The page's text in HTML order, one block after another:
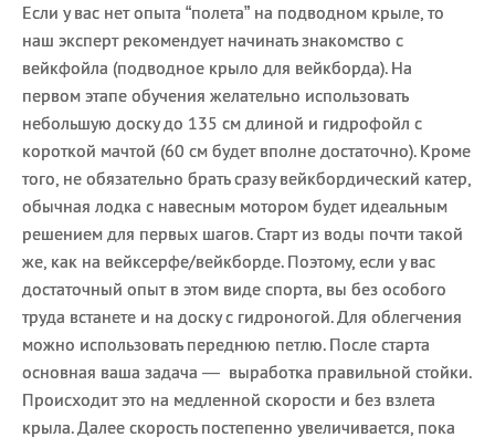
Если у вас нет опыта “полета” на подводном крыле, то
наш эксперт рекомендует начинать знакомство с
вейкфойла (подводное крыло для вейкборда). На
первом этапе обучения желательно использовать
небольшую доску до 135 см длиной и гидрофойл с
короткой мачтой (60 см будет вполне достаточно). Кроме
того, не обязательно брать сразу вейкбордический катер,
обычная лодка с навесным мотором будет идеальным
решением для первых шагов. Старт из воды почти такой
же, как на вейксерфе/вейкборде. Поэтому, если у вас
достаточный опыт в этом виде спорта, вы без особого
труда встанете и на доску с гидроногой. Для облегчения
можно использовать переднюю петлю. После старта
основная ваша задача — выработка правильной стойки.
Происходит это на медленной скорости и без взлета
крыла. Далее скорость постепенно увеличивается, пока